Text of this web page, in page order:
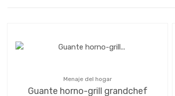
Menaje del hogar
Guante horno-grill grandchef